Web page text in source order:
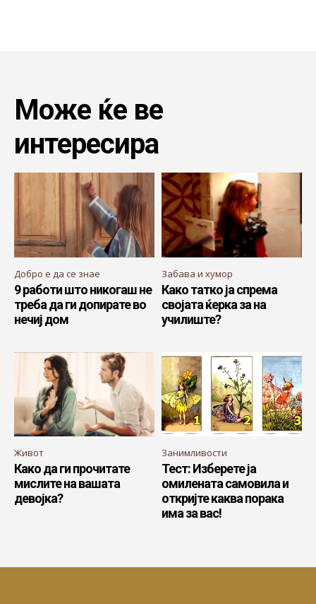
Може ќе ве
интересира
Добро е да се знае
9 работи што никогаш не
треба да ги допирате во
нечиј дом
Забава и хумор
Како татко ја спрема
својата ќерка за на
училиште?
Живот
Како да ги прочитате
мислите на вашата
девојка?
Занимливости
Тест: Изберете ја
омилената самовила и
откријте каква порака
има за вас!